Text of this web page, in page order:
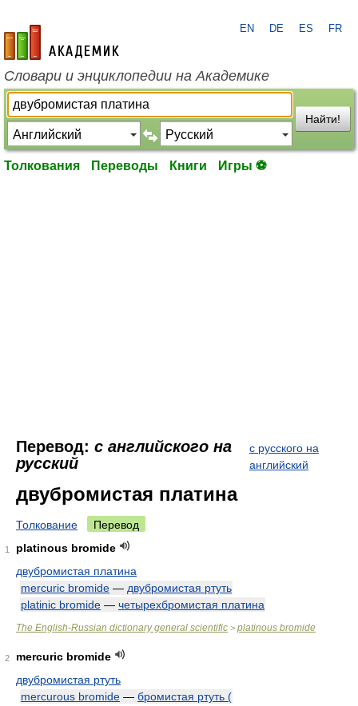
academic.ru
EN DE ES FR
Словари и энциклопедии на Академике
Найти!
Толкования Переводы Книги Игры ⚽
Перевод: с английского на
русский
с русского на
английский
двубромистая платина
Толкование Перевод
1
platinous bromide
двубромистая платина
mercuric bromide — двубромистая ртуть
platinic bromide — четырехбромистая платина
The English-Russian dictionary general scientific > platinous bromide
2
mercuric bromide
двубромистая ртуть
mercurous bromide — бромистая ртуть (